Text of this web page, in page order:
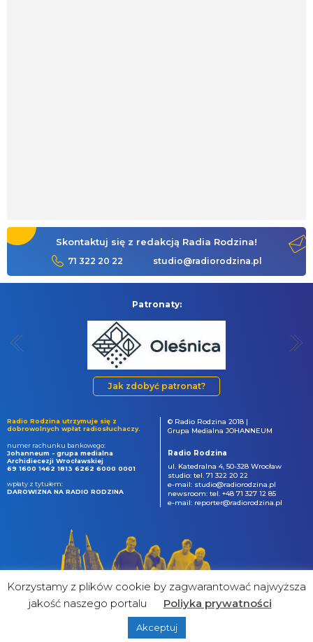
Skontaktuj się z redakcją Radia Rodzina!
71 322 20 22 studio@radiorodzina.pl
Patronaty:
Jak zdobyć patronat?
Radio Rodzina utrzymuje się z
dobrowolnych wpłat radiosłuchaczy.
numer rachunku bankowego:
Johanneum - grupa medialna
Archidiecezji Wrocławskiej
69 1600 1462 1813 6262 6000 0001
wpłaty z tytułem:
DAROWIZNA NA RADIO RODZINA
© Radio Rodzina 2018 |
Grupa Medialna JOHANNEUM
Radio Rodzina
ul. Katedralna 4, 50-328 Wrocław
studio: tel. 71 322 20 22
e-mail: studio@radiorodzina.pl
newsroom: tel. +48 71 327 12 85
e-mail: reporter@radiorodzina.pl
&
Korzystamy z plików cookie by zagwarantować najwyższa
jakość naszego portalu
Poliyka prywatności
Akceptuj